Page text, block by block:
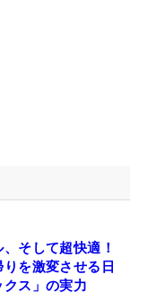
そして超快適！
を激変させる日
ス」の実力